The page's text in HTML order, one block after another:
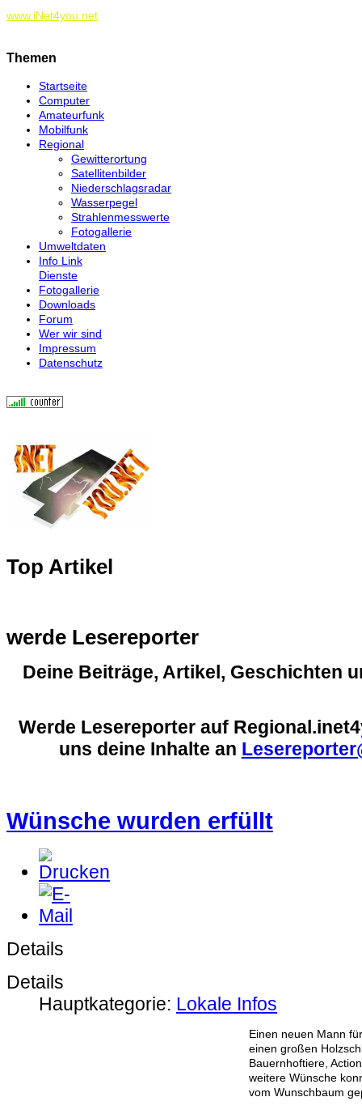
www.iNet4you.net
Themen
Startseite
Computer
Amateurfunk
Mobilfunk
Regional
Gewitterortung
Satellitenbilder
Niederschlagsradar
Wasserpegel
Strahlenmesswerte
Fotogallerie
Umweltdaten
Info Link
Dienste
Fotogallerie
Downloads
Forum
Wer wir sind
Impressum
Datenschutz
Top Artikel
werde Lesereporter
Deine Beiträge, Artikel, Geschichten
Werde Lesereporter auf
uns deine Inhalte an
Wünsche wurden erfüllt
Details
Details
Hauptkategorie: Lokale Infos
Einen neuen Mann
einen großen
Bauernhoftiere,
weitere Wünsche
vom Wunschbaum